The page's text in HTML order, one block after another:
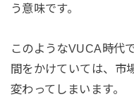
う意味です。
このようなVUCA時代
間をかけていては、市
変わってしまいます。